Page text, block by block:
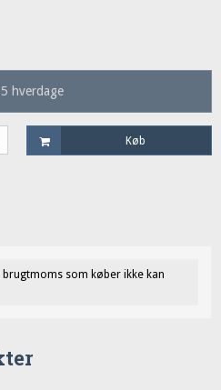
hverdage
Køb
som køber ikke kan